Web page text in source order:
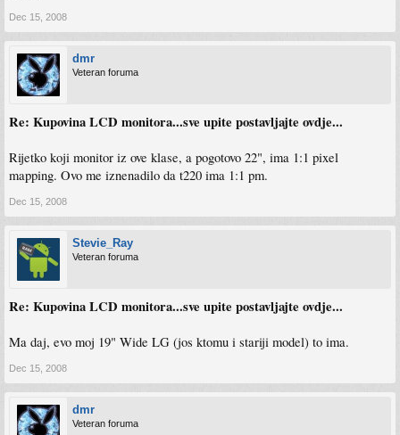
Dec 15, 2008
dmr
Veteran foruma
Re: Kupovina LCD monitora...sve upite postavljajte ovdje...
Rijetko koji monitor iz ove klase, a pogotovo 22", ima 1:1 pixel
mapping. Ovo me iznenadilo da t220 ima 1:1 pm.
Dec 15, 2008
Stevie_Ray
Veteran foruma
Re: Kupovina LCD monitora...sve upite postavljajte ovdje...
Ma daj, evo moj 19" Wide LG (jos ktomu i stariji model) to ima.
Dec 15, 2008
dmr
Veteran foruma